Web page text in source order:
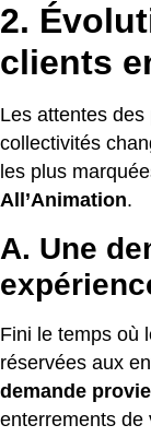
2.
clients
Les attentes
collectivités
les plus
All’Animation.
A. Une
Fini le temps où
réservées aux
demande
enterrements de